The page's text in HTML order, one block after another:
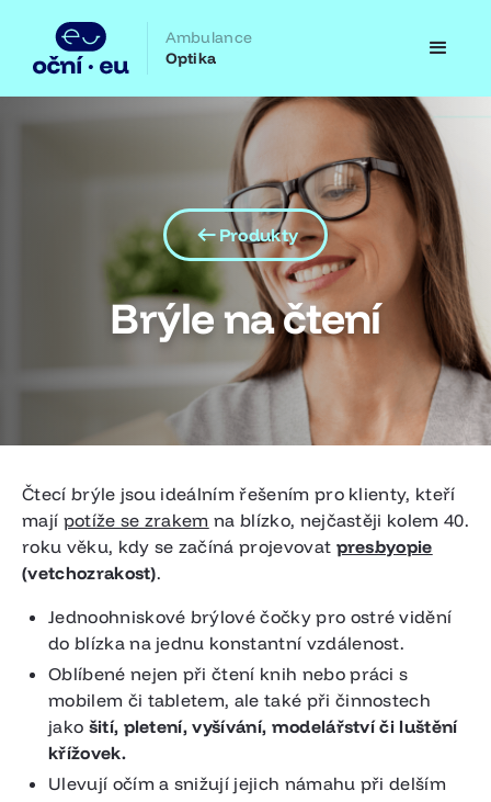
Ambulance
Optika
Produkty
Brýle na čtení
Čtecí brýle jsou ideálním řešením pro klienty, kteří
mají potíže se zrakem na blízko, nejčastěji kolem 40.
roku věku, kdy se začíná projevovat presbyopie
(vetchozrakost).
Jednoohniskové brýlové čočky pro ostré vidění
do blízka na jednu konstantní vzdálenost.
Oblíbené nejen při čtení knih nebo práci s
mobilem či tabletem, ale také při činnostech
jako šití, pletení, vyšívání, modelářství či luštění
křížovek.
Ulevují očím a snižují jejich námahu při delším